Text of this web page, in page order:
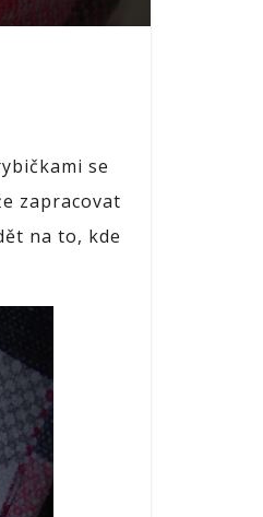
se
zapracovat
na to, kde